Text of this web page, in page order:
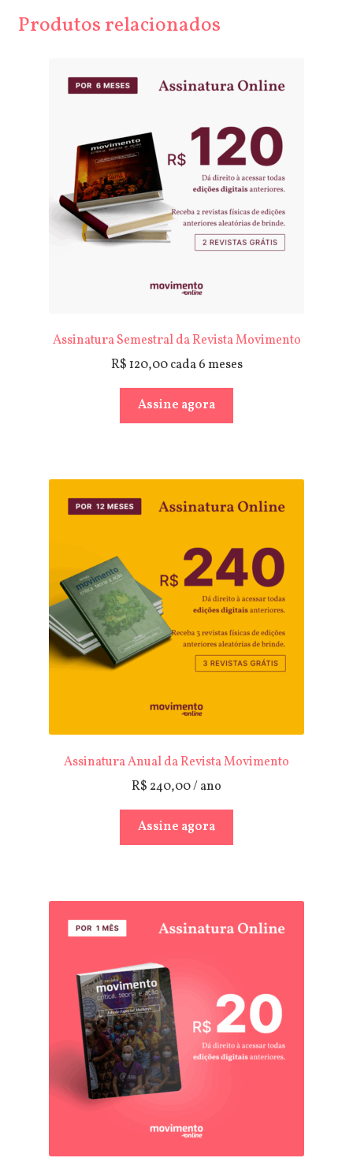
Produtos relacionados
Assinatura Semestral da Revista Movimento
R$120,00 cada 6 meses
Assine agora
Assinatura Anual da Revista Movimento
R$ 240,00/ ano
Assine agora